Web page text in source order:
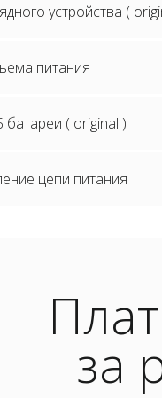
устройства (
питания
( original )
цепи питания
за